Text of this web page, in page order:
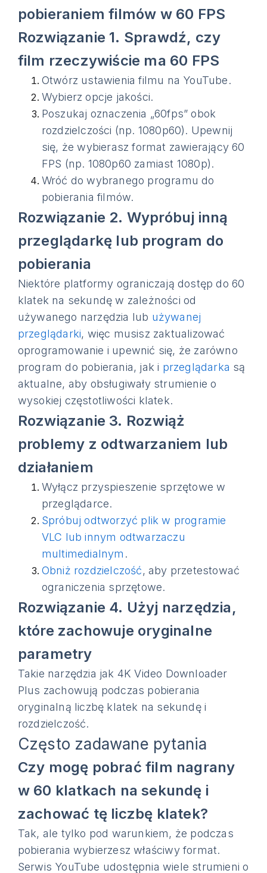
pobieraniem filmów w 60 FPS
Rozwiązanie 1. Sprawdź, czy
film rzeczywiście ma 60 FPS
Otwórz ustawienia filmu na YouTube.
Wybierz opcje jakości.
Poszukaj oznaczenia „60fps” obok
rozdzielczości (np. 1080p60). Upewnij
się, że wybierasz format zawierający 60
FPS (np. 1080p60 zamiast 1080p).
Wróć do wybranego programu do
pobierania filmów.
Rozwiązanie 2. Wypróbuj inną
przeglądarkę lub program do
pobierania
Niektóre platformy ograniczają dostęp do 60
klatek na sekundę w zależności od
używanego narzędzia lub używanej
przeglądarki, więc musisz zaktualizować
oprogramowanie i upewnić się, że zarówno
program do pobierania, jak i przeglądarka są
aktualne, aby obsługiwały strumienie o
wysokiej częstotliwości klatek.
Rozwiązanie 3. Rozwiąż
problemy z odtwarzaniem lub
działaniem
Wyłącz przyspieszenie sprzętowe w
przeglądarce.
Spróbuj odtworzyć plik w programie
VLC lub innym odtwarzaczu
multimedialnym .
Obniż rozdzielczość, aby przetestować
ograniczenia sprzętowe.
Rozwiązanie 4. Użyj narzędzia,
które zachowuje oryginalne
parametry
Takie narzędzia jak 4K Video Downloader
Plus zachowują podczas pobierania
oryginalną liczbę klatek na sekundę i
rozdzielczość.
Często zadawane pytania
Czy mogę pobrać film nagrany
w 60 klatkach na sekundę i
zachować tę liczbę klatek?
Tak, ale tylko pod warunkiem, że podczas
pobierania wybierzesz właściwy format.
Serwis YouTube udostępnia wiele strumieni o